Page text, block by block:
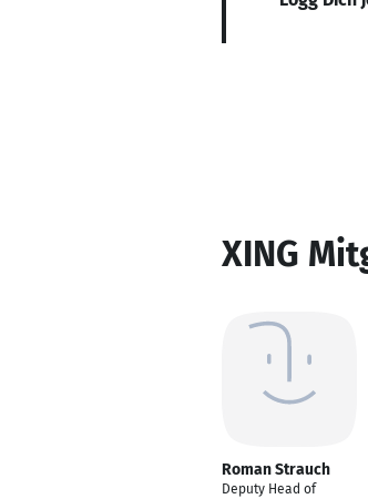
XING
Roman Strauch
Deputy Head of